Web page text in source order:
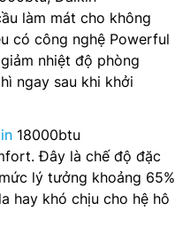
làm mát cho không
có công nghệ Powerful
nhiệt độ phòng
ngay sau khi khởi
18000btu
Đây là chế độ đặc
lý tưởng khoảng 65%
hay khó chịu cho hệ hô